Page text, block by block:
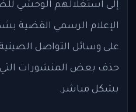
إلى استغلالهم الوحشي
الإعلام الرسمي القضية
على وسائل التواصل
حذف بعض المنشورات التي
بشكل مباشر.